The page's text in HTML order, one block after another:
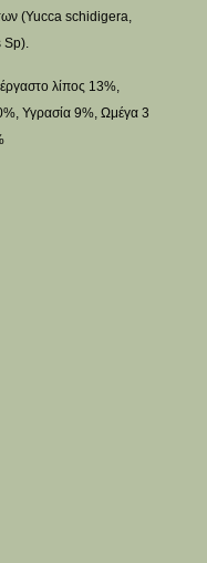
(Yucca schidigera,
Sp).
λίπος 13%,
Υγρασία 9%, Ωμέγα 3